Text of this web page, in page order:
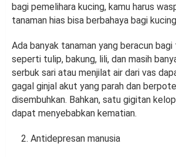
bagi pemelihara kucing, kamu harus
tanaman hias bisa berbahaya bagi
Ada banyak tanaman yang beracun
seperti tulip, bakung, lili, dan masih
serbuk sari atau menjilat air dari vas
gagal ginjal akut yang parah dan
disembuhkan. Bahkan, satu gigitan
dapat menyebabkan kematian.
Antidepresan manusia